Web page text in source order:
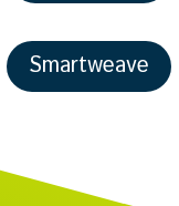
Smartweave